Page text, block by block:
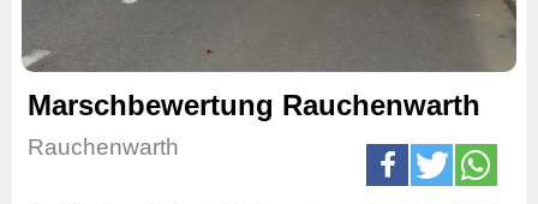
Marschbewertung Rauchenwarth
Rauchenwarth